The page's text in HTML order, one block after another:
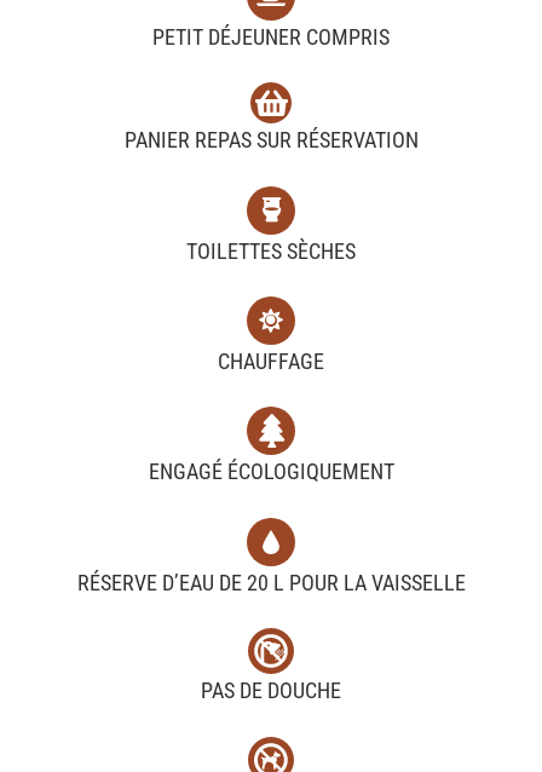
PETIT DÉJEUNER COMPRIS
PANIER REPAS SUR RÉSERVATION
TOILETTES SÈCHES
CHAUFFAGE
ENGAGÉ ÉCOLOGIQUEMENT
RÉSERVE D’EAU DE 20 L POUR LA VAISSELLE
PAS DE DOUCHE